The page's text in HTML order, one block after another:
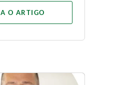
O ARTIGO